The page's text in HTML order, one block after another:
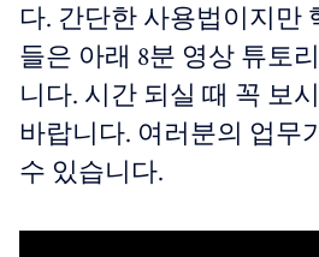
다. 간단한 사용법이지만
들은 아래 8분 영상 튜토
니다. 시간 되실 때 꼭 보
바랍니다. 여러분의 업무
수 있습니다.